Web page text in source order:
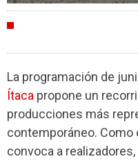
La programación de
Ítaca propone un
producciones más
contemporáneo.
convoca a